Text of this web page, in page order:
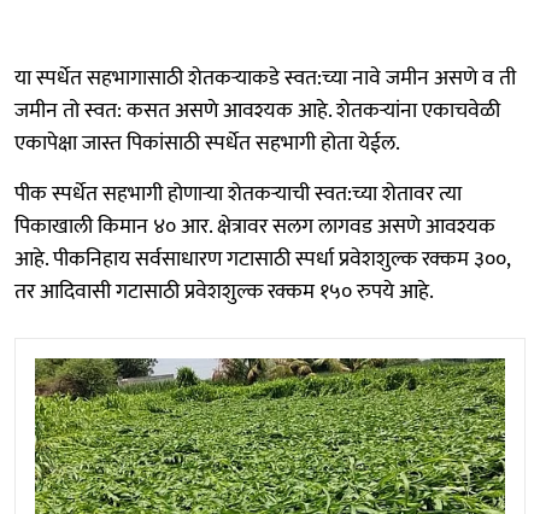
या स्पर्धेत सहभागासाठी शेतकऱ्याकडे स्वत:च्या नावे जमीन असणे व ती
जमीन तो स्वत: कसत असणे आवश्यक आहे. शेतकऱ्यांना एकाचवेळी
एकापेक्षा जास्त पिकांसाठी स्पर्धेत सहभागी होता येईल.
पीक स्पर्धेत सहभागी होणाऱ्या शेतकऱ्याची स्वत:च्या शेतावर त्या
पिकाखाली किमान ४० आर. क्षेत्रावर सलग लागवड असणे आवश्यक
आहे. पीकनिहाय सर्वसाधारण गटासाठी स्पर्धा प्रवेशशुल्क रक्कम ३००,
तर आदिवासी गटासाठी प्रवेशशुल्क रक्कम १५० रुपये आहे.